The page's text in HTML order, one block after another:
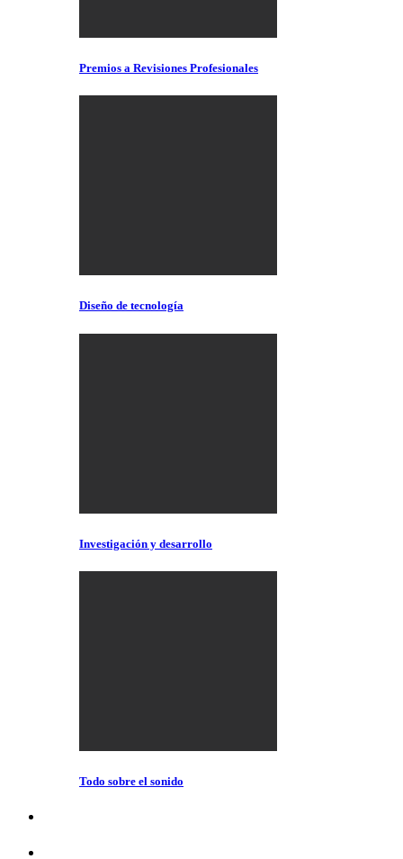
Premios a Revisiones Profesionales
Diseño de tecnología
Investigación y desarrollo
Todo sobre el sonido